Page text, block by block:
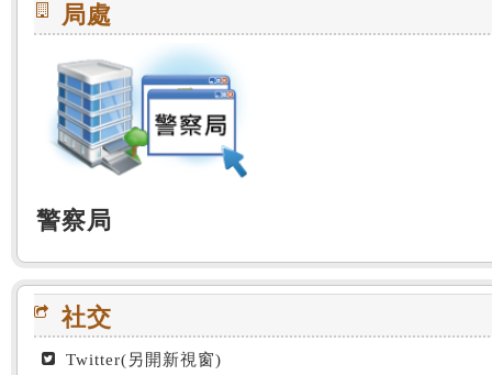
局處
警察局
社交
Twitter(另開新視窗)